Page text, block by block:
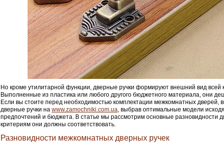
Но кроме утилитарной функции, дверные ручки формируют внешний вид всей
Выполненные из пластика или любого другого бюджетного материала, они
Если вы стоите перед необходимостью комплектации межкомнатных дверей,
дверные ручки на www.zamochniki.com.ua, выбрав оптимальные модели
предпочтений и бюджета. В статье мы рассмотрим основные разновидности
критериям они должны соответствовать.
Разновидности межкомнатных дверных ручек